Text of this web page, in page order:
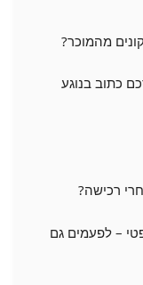
מהמוכר?
כתוב בנוגע
רכישה?
– לפעמים גם